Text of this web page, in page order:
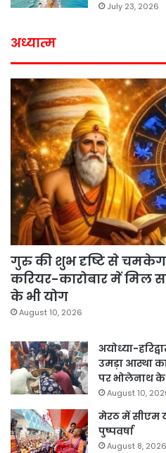
July 23, 2026
अध्यात्म
गुरु की शुभ दृष्टि से चमकेगा
करियर-कारोबार में मिल
के भी योग
August 10, 2026
अयोध्या-
उमड़ा आस्था
पर भोलेनाथ
August 10,
मेरठ में सीएम
पुष्पवर्षा
August 8, 2026